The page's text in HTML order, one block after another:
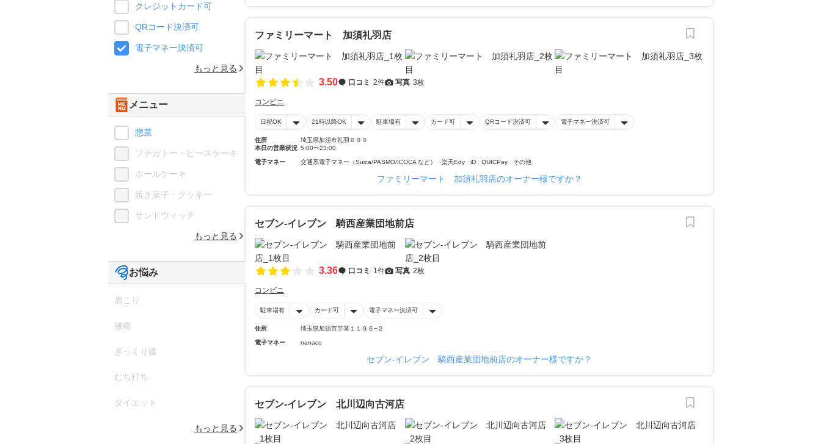
ファミリーマート 加須礼羽店
3.50 口コミ 2件 写真 3枚
コンビニ
日祝OK 21時以降OK 駐車場有 カード可 QRコード決済可 電子マネー決済可
住所
埼玉県加須市礼羽６９９
本日の営業状況 5:00〜23:00
電子マネー 交通系電子マネー（Suica/PASMO/ICOCA など） 楽天Edy iD QUICPay その他
ファミリーマート 加須礼羽店のオーナー様ですか？
セブン‐イレブン 騎西産業団地前店
3.36 口コミ 1件 写真 2枚
コンビニ
駐車場有 カード可 電子マネー決済可
住所 埼玉県加須市芋茎１１９６−２
電子マネー nanaco
セブン‐イレブン 騎西産業団地前店のオーナー様ですか？
セブン‐イレブン 北川辺向古河店
クレジットカード可
QRコード決済可
電子マネー決済可
もっと見る
メニュー
惣菜
プチガトー・ピースケーキ
ホールケーキ
焼き菓子・クッキー
サンドウィッチ
もっと見る
お悩み
肩こり
腰痛
ぎっくり腰
むち打ち
ダイエット
もっと見る